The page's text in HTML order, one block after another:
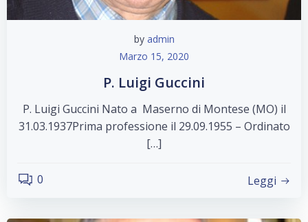
by admin
Marzo 15, 2020
P. Luigi Guccini
P. Luigi Guccini Nato a Maserno di Montese (MO) il
31.03.1937Prima professione il 29.09.1955 – Ordinato
[…]
0 Leggi